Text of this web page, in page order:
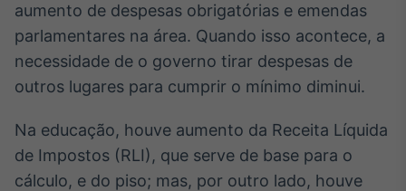
BroadFast
Em breve
aumento de despesas obrigatórias e emendas
parlamentares na área. Quando isso acontece, a
necessidade de o governo tirar despesas de
outros lugares para cumprir o mínimo diminui.
Na educação, houve aumento da Receita Líquida
de Impostos (RLI), que serve de base para o
cálculo, e do piso; mas, por outro lado, houve